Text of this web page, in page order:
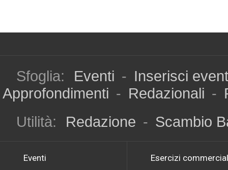
Sfoglia: Eventi - Inserisci
Approfondimenti - Redazionali -
Utilità:
Redazione - Scambio
Eventi Esercizi